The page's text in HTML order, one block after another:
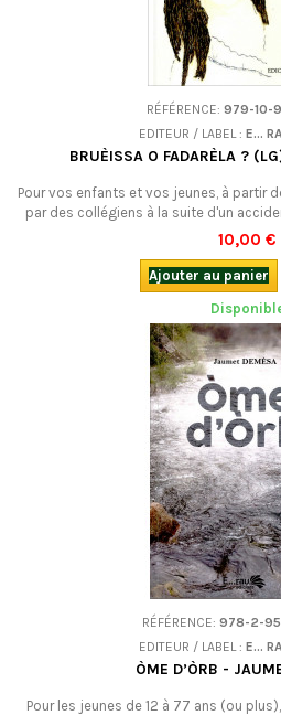
RÉFÉRENCE: 979-10-
EDITEUR / LABEL : E...
BRUÈISSA O FADARÈLA ?
Pour vos enfants et vos jeunes, à partir
par des collégiens à la suite d'un
leurs.En occitan10,00 €
Ajouter au panier
RÉFÉRENCE: 978-2-
EDITEUR / LABEL : E...
ÒME D’ÒRB -
Pour les jeunes de 12 à 77 ans (ou